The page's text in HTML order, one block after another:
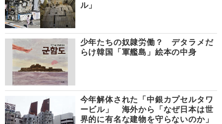
ル」
少年たちの奴隷労働？ デタラメだ
らけ韓国「軍艦島」絵本の中身
今年解体された「中銀カプセルタワ
ービル」 海外から「なぜ日本は世
界的に有名な建物を守らないのか」